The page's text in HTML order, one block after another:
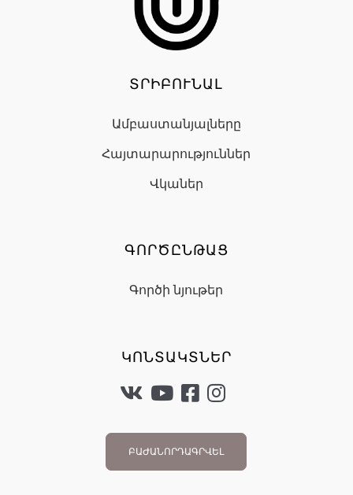
ՏՐԻԲՈՒՆԱԼ
Ամբաստանյալները
Հայտարարություններ
Վկաներ
ԳՈՐԾԸՆԹԱՑ
Գործի նյութեր
ԿՈՆՏԱԿՏՆԵՐ
ԲԱԺԱՆՈՐԴԱԳՐՎԵԼ